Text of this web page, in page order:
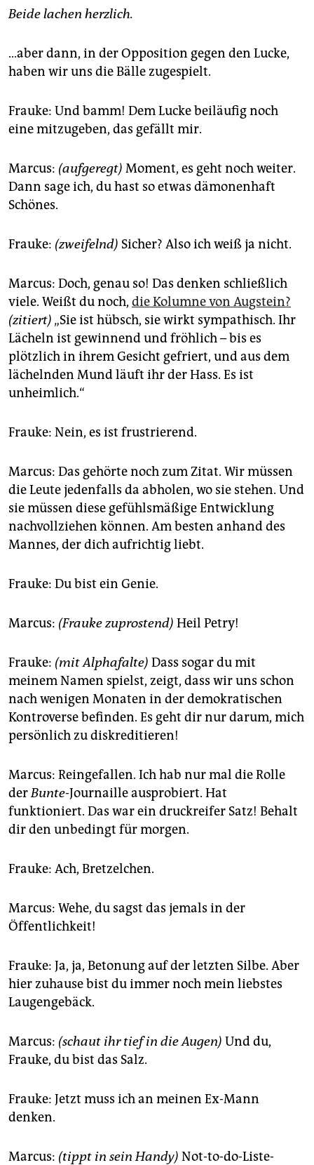
Beide lachen herzlich.
...aber dann, in der Opposition gegen den Lucke,
haben wir uns die Bälle zugespielt.
Frauke: Und bamm! Dem Lucke beiläufig noch
eine mitzugeben, das gefällt mir.
Marcus: (aufgeregt) Moment, es geht noch weiter.
Dann sage ich, du hast so etwas dämonenhaft
Schönes.
Frauke: (zweifelnd) Sicher? Also ich weiß ja nicht.
Marcus: Doch, genau so! Das denken schließlich
viele. Weißt du noch, die Kolumne von Augstein?
(zitiert) „Sie ist hübsch, sie wirkt sympathisch. Ihr
Lächeln ist gewinnend und fröhlich – bis es
plötzlich in ihrem Gesicht gefriert, und aus dem
lächelnden Mund läuft ihr der Hass. Es ist
unheimlich.“
Frauke: Nein, es ist frustrierend.
Marcus: Das gehörte noch zum Zitat. Wir müssen
die Leute jedenfalls da abholen, wo sie stehen. Und
sie müssen diese gefühlsmäßige Entwicklung
nachvollziehen können. Am besten anhand des
Mannes, der dich aufrichtig liebt.
Frauke: Du bist ein Genie.
Marcus: (Frauke zuprostend) Heil Petry!
Frauke: (mit Alphafalte) Dass sogar du mit
meinem Namen spielst, zeigt, dass wir uns schon
nach wenigen Monaten in der demokratischen
Kontroverse befinden. Es geht dir nur darum, mich
persönlich zu diskreditieren!
Marcus: Reingefallen. Ich hab nur mal die Rolle
derBunte-Journaille ausprobiert. Hat
funktioniert. Das war ein druckreifer Satz! Behalt
dir den unbedingt für morgen.
Frauke: Ach, Bretzelchen.
Marcus: Wehe, du sagst das jemals in der
Öffentlichkeit!
Frauke: Ja, ja, Betonung auf der letzten Silbe. Aber
hier zuhause bist du immer noch mein liebstes
Laugengebäck.
Marcus: (schaut ihr tief in die Augen) Und du,
Frauke, du bist das Salz.
Frauke: Jetzt muss ich an meinen Ex-Mann
denken.
Marcus: (tippt in sein Handy) Not-to-do-Liste-